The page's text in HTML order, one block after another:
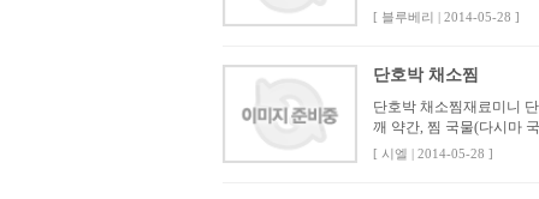
[ 블루베리 | 2014-05-28 ]
단호박 채소찜
단호박 채소찜재료미니
깨 약간, 찜 국물(다시마
[ 시엘 | 2014-05-28 ]